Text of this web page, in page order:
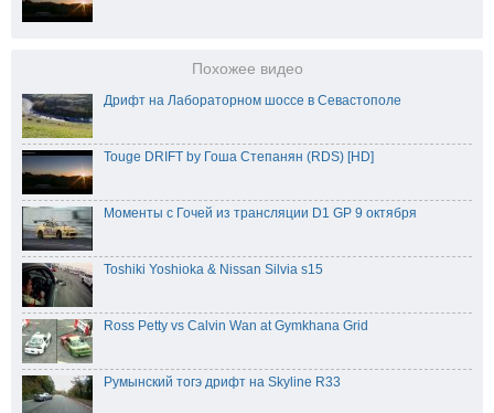
Похожее видео
Дрифт на Лабораторном шоссе в Севастополе
Touge DRIFT by Гоша Степанян (RDS) [HD]
Моменты с Гочей из трансляции D1 GP 9 октября
Toshiki Yoshioka & Nissan Silvia s15
Ross Petty vs Calvin Wan at Gymkhana Grid
Румынский тогэ дрифт на Skyline R33